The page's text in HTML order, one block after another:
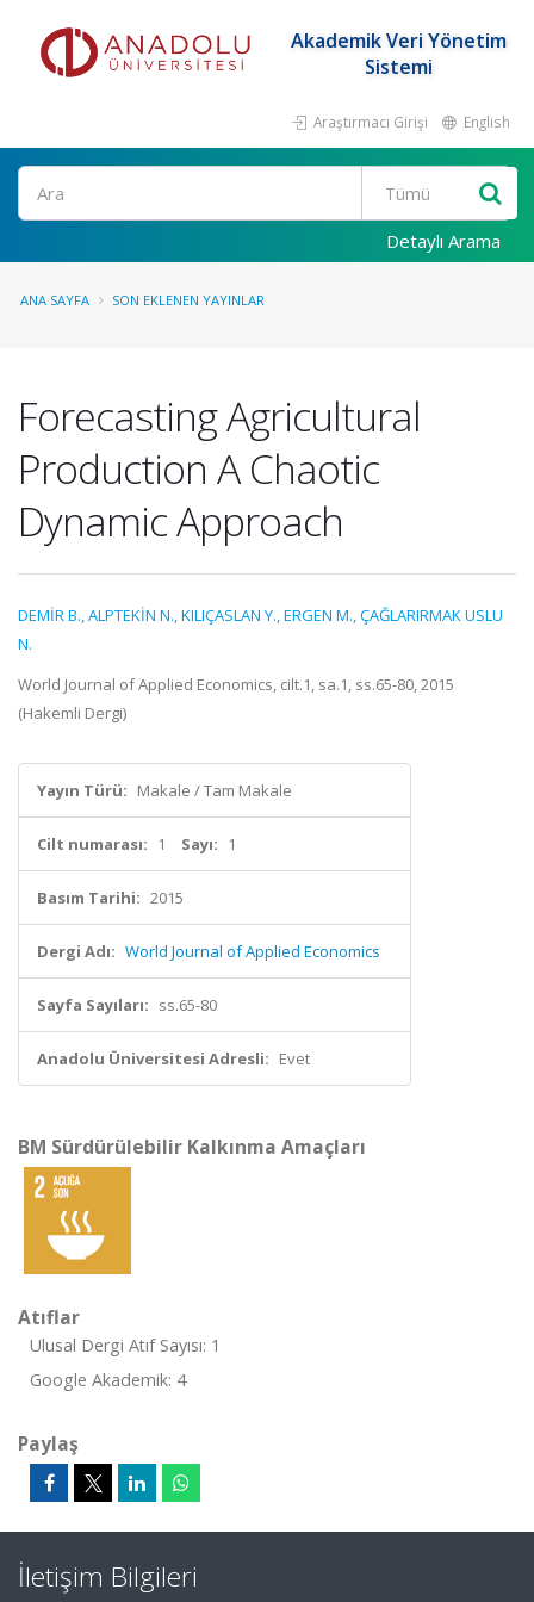
Akademik Veri Yönetim
Sistemi
Araştırmacı Girişi English
Ara
Detaylı Arama
ANA SAYFA SON EKLENEN YAYINLAR
Forecasting Agricultural
Production A Chaotic
Dynamic Approach
DEMİR B.,ALPTEKİN N.,KILIÇASLAN Y.,ERGEN M.,ÇAĞLARIRMAK USLU
N.
World Journal of Applied Economics, cilt.1, sa.1, ss.65-80, 2015
(Hakemli Dergi)
Yayın Türü: Makale / Tam Makale
Cilt numarası: 1 Sayı: 1
Basım Tarihi: 2015
Dergi Adı: World Journal of Applied Economics
Sayfa Sayıları: ss.65-80
Anadolu Üniversitesi Adresli: Evet
BM Sürdürülebilir Kalkınma Amaçları
Atıflar
Ulusal Dergi Atıf Sayısı: 1
Google Akademik: 4
Paylaş
İletişim Bilgileri